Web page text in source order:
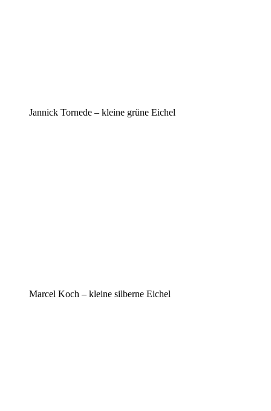
Jannick Tornede – kleine grüne Eichel
Marcel Koch – kleine silberne Eichel